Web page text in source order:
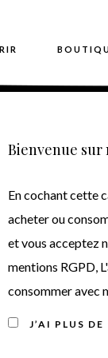
Note
Bienvenue sur
En cochant cette
acheter ou
et vous acceptez
mentions RGPD,
consommer avec
J’AI PLUS